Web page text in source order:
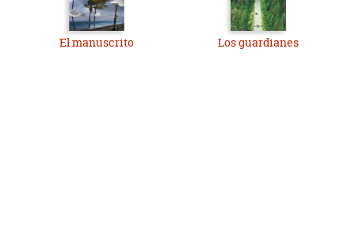
El manuscrito Los guardianes